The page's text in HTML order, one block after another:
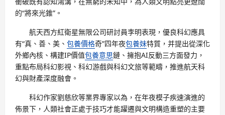
的“將來光錐”。
航天西方紅衛星無限公司研討員李明表現，優良科幻應具
有“真、善、美、 包養價格奇”四年夜包養妹特質，并提出從深化
外鄉內核、構建IP價值包養意思鏈、擁抱AI反動三方面發力，
重點布局科幻影視、科幻游戲與科幻文旅等範疇，推進航天科
幻與財產深度融會。
科幻作家劉慈欣等業界專家以為，在年夜模子疾速演進的
佈景下，人類社會正處于技巧才能躍遷與文明構造重塑的主要